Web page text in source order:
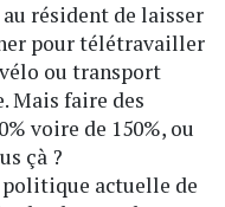
résident de laisser
pour télétravailler
ou transport
Mais faire des
voire de 150%, ou
çà ?
politique actuelle de